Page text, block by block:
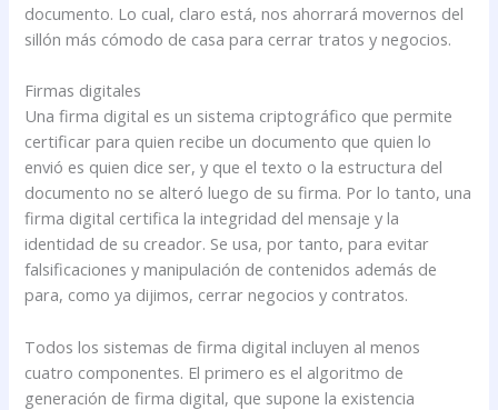
documento. Lo cual, claro está, nos ahorrará movernos del
sillón más cómodo de casa para cerrar tratos y negocios.
Firmas digitales
Una firma digital es un sistema criptográfico que permite
certificar para quien recibe un documento que quien lo
envió es quien dice ser, y que el texto o la estructura del
documento no se alteró luego de su firma. Por lo tanto, una
firma digital certifica la integridad del mensaje y la
identidad de su creador. Se usa, por tanto, para evitar
falsificaciones y manipulación de contenidos además de
para, como ya dijimos, cerrar negocios y contratos.
Todos los sistemas de firma digital incluyen al menos
cuatro componentes. El primero es el algoritmo de
generación de firma digital, que supone la existencia